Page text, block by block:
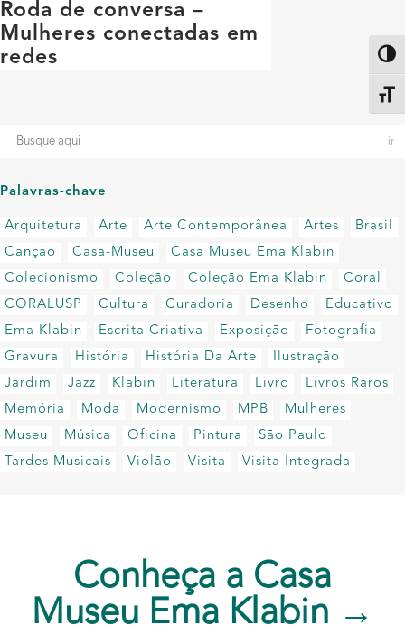
Roda de conversa –
Mulheres conectadas em
redes
Palavras-chave
Arquitetura Arte Arte Contemporânea Artes
Brasil
Canção
Casa-Museu
Casa Museu Ema Klabin
Colecionismo
Coleção Coleção Ema Klabin
Coral
CORALUSP
Cultura Curadoria Desenho
Educativo
Ema Klabin
Escrita Criativa Exposição
Fotografia
Gravura
História História Da Arte
Ilustração
Jardim
Jazz Klabin Literatura Livro
Livros Raros
Memória
Moda Modernismo MPB
Mulheres
Museu
Música Oficina Pintura
São Paulo
Tardes Musicais
Violão Visita Visita Integrada
Conheça a Casa
Museu Ema Klabin →